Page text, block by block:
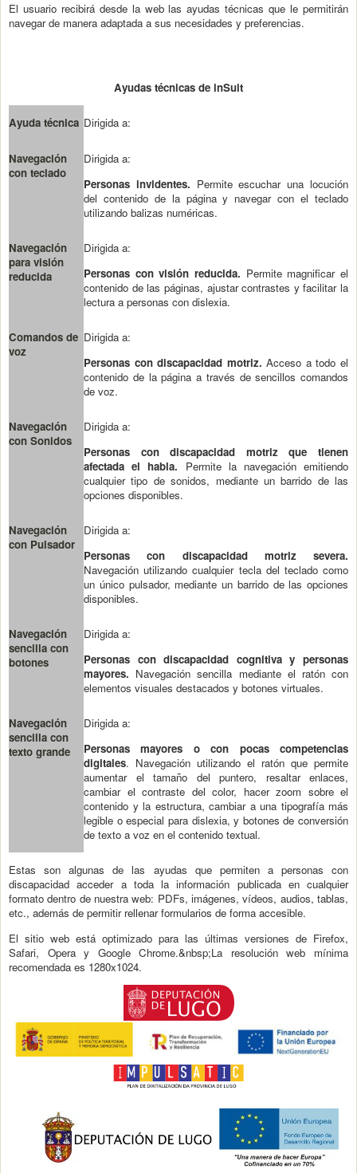
El usuario recibirá desde la web las ayudas técnicas que le permitirán
navegar de manera adaptada a sus necesidades y preferencias.
Ayudas técnicas de inSuit
Ayuda técnica Dirigida a:
Navegación
con teclado
Dirigida a:
Personas invidentes. Permite escuchar una locución
del contenido de la página y navegar con el teclado
utilizando balizas numéricas.
Navegación
para visión
reducida
Dirigida a:
Personas con visión reducida. Permite magnificar el
contenido de las páginas, ajustar contrastes y facilitar la
lectura a personas con dislexia.
Comandos de
voz
Dirigida a:
Personas con discapacidad motriz. Acceso a todo el
contenido de la página a través de sencillos comandos
de voz.
Navegación
con Sonidos
Dirigida a:
Personas con discapacidad motriz que tienen
afectada el habla. Permite la navegación emitiendo
cualquier tipo de sonidos, mediante un barrido de las
opciones disponibles.
Navegación
con Pulsador
Dirigida a:
Personas con discapacidad motriz severa.
Navegación utilizando cualquier tecla del teclado como
un único pulsador, mediante un barrido de las opciones
disponibles.
Navegación
sencilla con
botones
Dirigida a:
Personas con discapacidad cognitiva y personas
mayores. Navegación sencilla mediante el ratón con
elementos visuales destacados y botones virtuales.
Navegación
sencilla con
texto grande
Dirigida a:
Personas mayores o con pocas competencias
digitales. Navegación utilizando el ratón que permite
aumentar el tamaño del puntero, resaltar enlaces,
cambiar el contraste del color, hacer zoom sobre el
contenido y la estructura, cambiar a una tipografía más
legible o especial para dislexia, y botones de conversión
de texto a voz en el contenido textual.
Estas son algunas de las ayudas que permiten a personas con
discapacidad acceder a toda la información publicada en cualquier
formato dentro de nuestra web: PDFs, imágenes, vídeos, audios, tablas,
etc., además de permitir rellenar formularios de forma accesible.
El sitio web está optimizado para las últimas versiones de Firefox,
Safari, Opera y Google Chrome.&nbsp;La resolución web mínima
recomendada es 1280x1024.